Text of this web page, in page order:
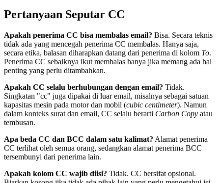
Pertanyaan Seputar CC
Apakah penerima CC bisa membalas email? Bisa. Secara teknis
tidak ada yang mencegah penerima CC membalas. Hanya saja,
secara etika, balasan diharapkan datang dari penerima di kolom To.
Penerima CC sebaiknya ikut membalas hanya jika memang ada hal
penting yang perlu ditambahkan.
Apakah CC selalu berhubungan dengan email? Tidak.
Singkatan "cc" juga dipakai di luar email, misalnya sebagai satuan
kapasitas mesin pada motor dan mobil (cubic centimeter). Namun
dalam konteks surat dan email, CC selalu berarti Carbon Copy atau
tembusan.
Apa beda CC dan BCC dalam satu kalimat? Alamat penerima
CC terlihat oleh semua orang, sedangkan alamat penerima BCC
tersembunyi dari penerima lain.
Apakah kolom CC wajib diisi? Tidak. CC bersifat opsional.